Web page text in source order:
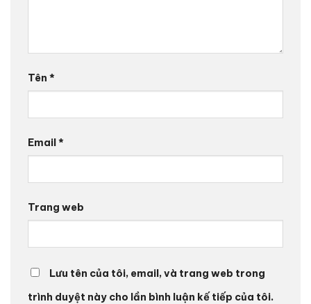
Tên *
Email*
Trang web
Lưu tên của tôi, email, và trang web trong
trình duyệt này cho lần bình luận kế tiếp của tôi.